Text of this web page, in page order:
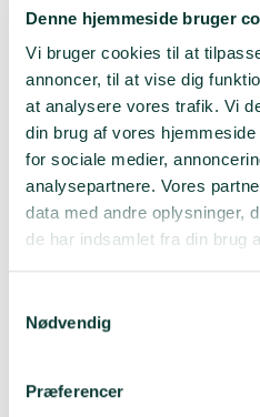
Denne hjemmeside bruger
Vi bruger cookies til at
annoncer, til at vise dig
at analysere vores trafik. Vi
din brug af vores
for sociale medier,
analysepartnere. Vores
data med andre oplysninger,
de har indsamlet fra din brug
Nødvendig
Præferencer
safrangulerodspuré.
Blancs Vrais 2018 - 100
% Pinot Blanc – en
sjælden drue, som
Oriane formår at løfte
til et niveau, man
næsten ikke tror muligt.
Elegant, aromatisk og
fyldt med finesse.
grillede asparges.